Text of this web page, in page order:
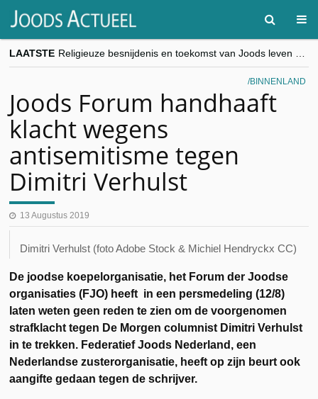
LAATSTE
“Besnijdenisdebat toont hoe moeilijk seculiere Westen minderheden begrijpt”, Jinnih Beels (Vooruit)
CITYTRIP | ROEMENIË – Boekarest: de verrassing van Oost-Europa
BINNENLAND
Joods Forum handhaaft
klacht wegens
antisemitisme tegen
Dimitri Verhulst
13 Augustus 2019
Dimitri Verhulst (foto Adobe Stock & Michiel Hendryckx CC)
De joodse koepelorganisatie, het Forum der Joodse
organisaties (FJO) heeft in een persmedeling (12/8)
laten weten geen reden te zien om de voorgenomen
strafklacht tegen De Morgen columnist Dimitri Verhulst
in te trekken. Federatief Joods Nederland, een
Nederlandse zusterorganisatie, heeft op zijn beurt ook
aangifte gedaan tegen de schrijver.